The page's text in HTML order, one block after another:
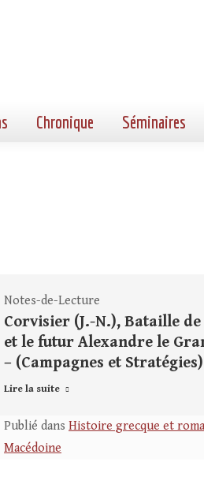
Chronique Séminaires
Notes-de-Lecture
Corvisier (J.-N.), Bataille
et le futur Alexandre le
– (Campagnes et
Lire la suite
Publié dans Histoire grecque et
Macédoine